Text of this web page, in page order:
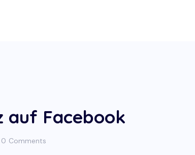
auf Facebook
0 Comments